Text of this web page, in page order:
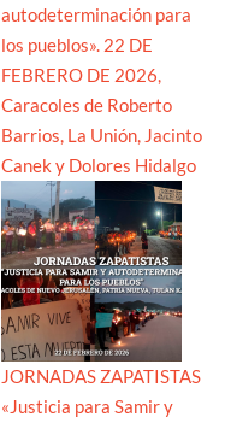
autodeterminación para
los pueblos». 22 DE
FEBRERO DE 2026,
Caracoles de Roberto
Barrios, La Unión, Jacinto
Canek y Dolores Hidalgo
JORNADAS ZAPATISTAS
«Justicia para Samir y